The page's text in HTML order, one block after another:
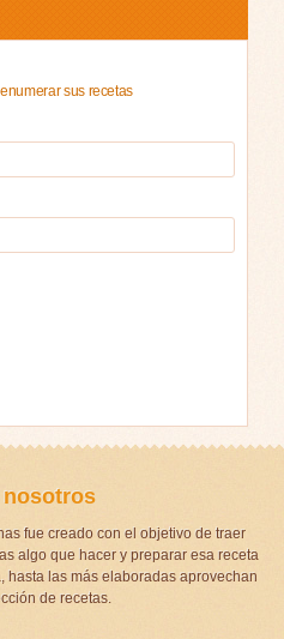
sus recetas
nosotros
fue creado con el objetivo de traer
algo que hacer y preparar esa receta
hasta las más elaboradas aprovechan
de recetas.